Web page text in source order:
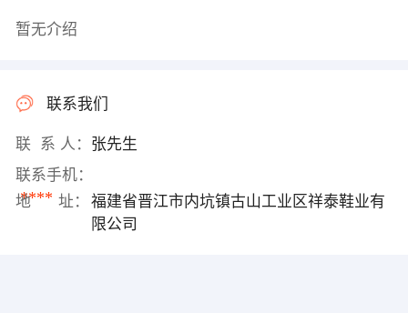
暂无介绍
联系我们
联 系 人： 张先生
联系手机：
****
地 址：
福建省晋江市内坑镇古山工业区祥泰鞋业有
限公司